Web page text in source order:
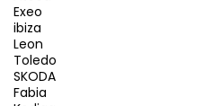
Exeo
ibiza
Leon
Toledo
SKODA
Fabia